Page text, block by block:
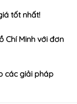
tốt nhất!
Chí Minh với đơn
các giải pháp